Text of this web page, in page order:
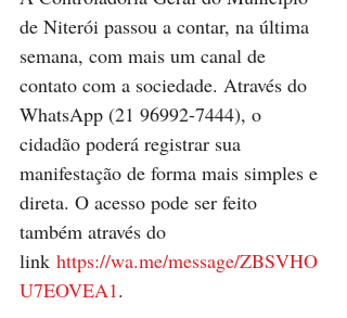
de Niterói passou a contar, na última
semana, com mais um canal de
contato com a sociedade. Através do
WhatsApp (21 96992-7444), o
cidadão poderá registrar sua
manifestação de forma mais simples e
direta. O acesso pode ser feito
também através do
link https://wa.me/message/ZBSVHO
U7EOVEA1.